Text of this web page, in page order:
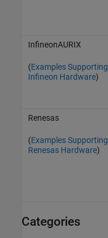
InfineonAURIX
(Examples Supporting
Infineon Hardware)
Renesas
(Examples Supporting
Renesas Hardware)
Categories